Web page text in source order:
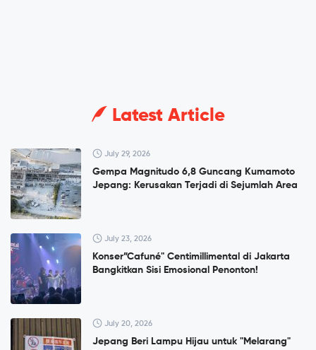
Latest Article
July 29, 2026
Gempa Magnitudo 6,8 Guncang Kumamoto
Jepang: Kerusakan Terjadi di Sejumlah Area
July 23, 2026
Konser”Cafuné" Centimillimental di Jakarta
Bangkitkan Sisi Emosional Penonton!
July 20, 2026
Jepang Beri Lampu Hijau untuk "Melarang"